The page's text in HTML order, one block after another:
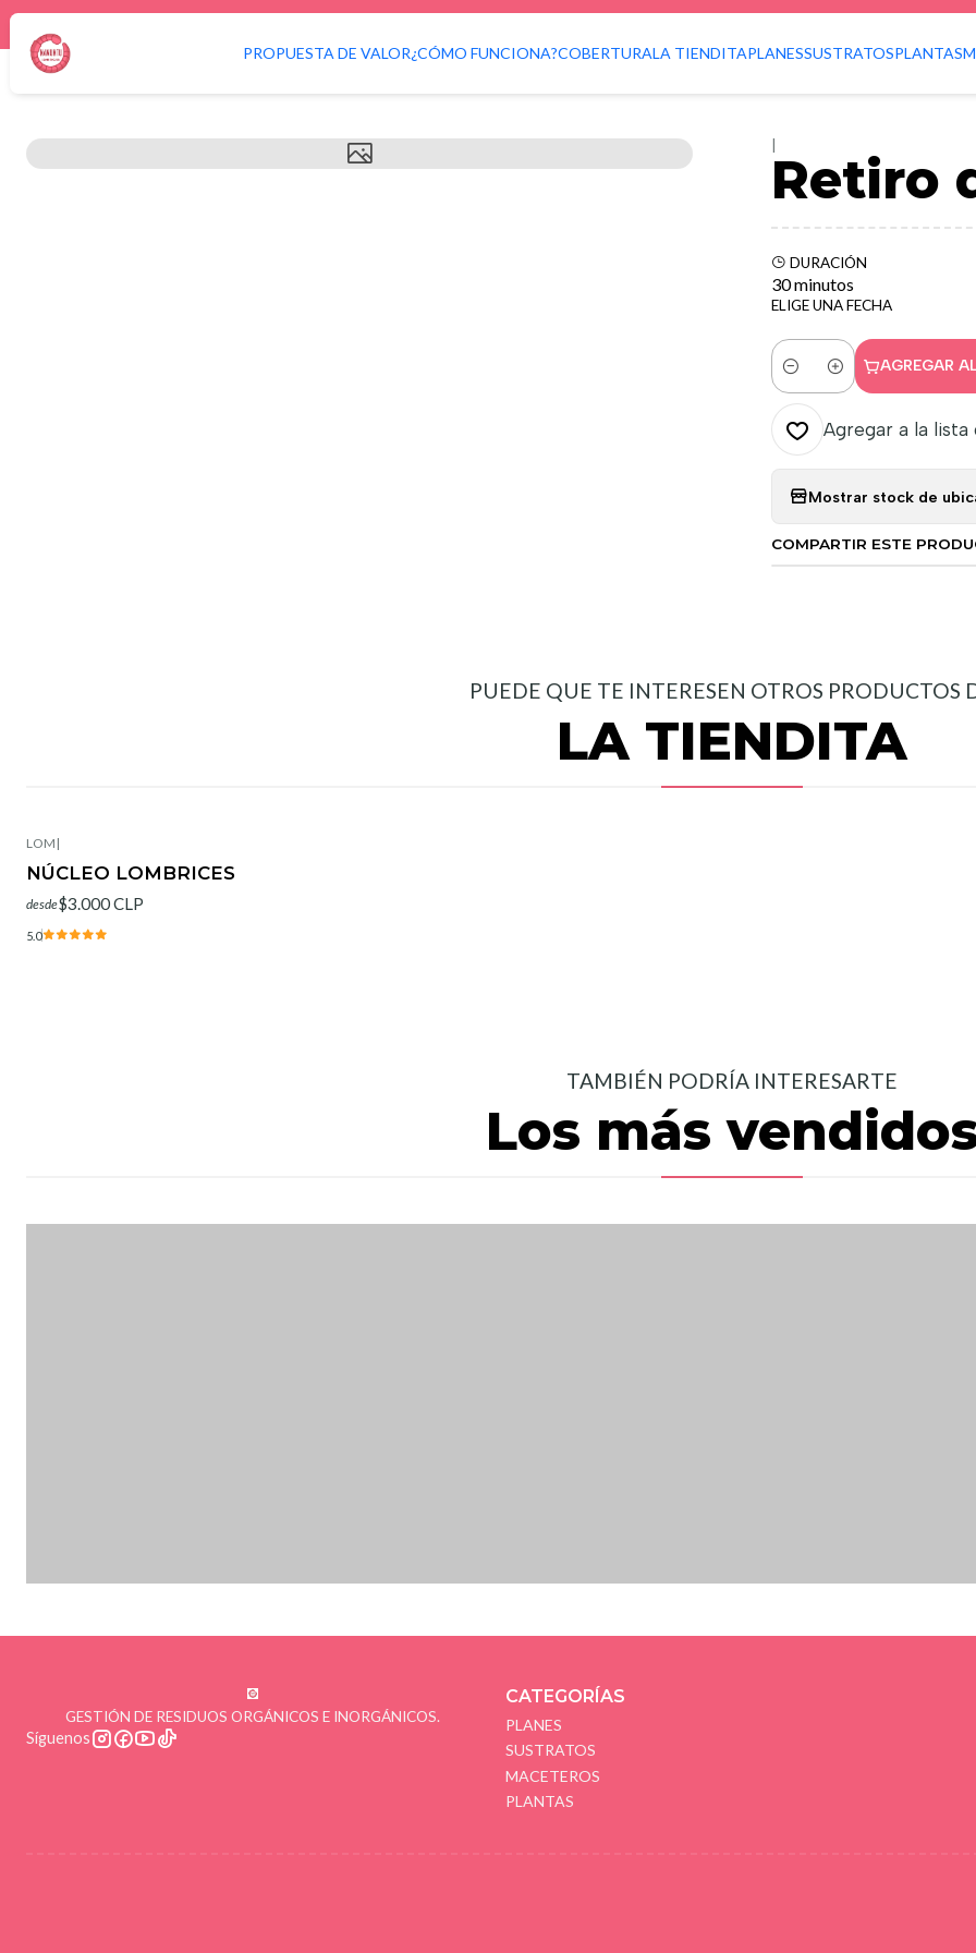
PROPUESTA DE VALOR¿CÓMO FUNCIONA?COBERTURALA TIENDITAPLANESSUSTRATOSPLANTAS
Retiro
DURACIÓN
30 minutos
ELIGE UNA FECHA
Cantidad
AGREGAR
Agregar a la
Mostrar stock de
COMPARTIR ESTE
PUEDE QUE TE INTERESEN OTROS PRODUCTOS
LA TIENDITA
LOM |
NÚCLEO LOMBRICES
desde$3.000 CLP
5.0
TAMBIÉN PODRÍA INTERESARTE
Los más
GESTIÓN DE RESIDUOS ORGÁNICOS E INORGÁNICOS.
Síguenos
CATEGORÍAS
PLANES
SUSTRATOS
MACETEROS
PLANTAS